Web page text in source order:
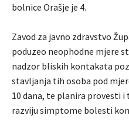
bolnice Orašje je 4.
Zavod za javno zdravstvo
poduzeo neophodne mjere
nadzor bliskih kontakata
stavljanja tih osoba pod
10 dana, te planira provesti
razviju simptome bolesti